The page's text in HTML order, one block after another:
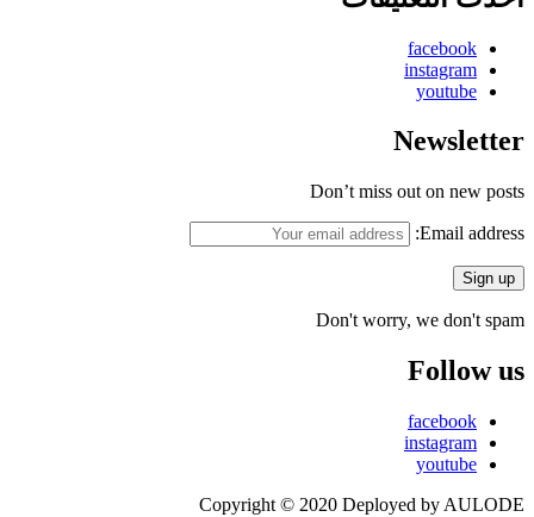
facebook
instagram
youtube
Newsletter
Don’t miss out on new posts
Email address:
Don't worry, we don't spam
Follow us
facebook
instagram
youtube
Copyright © 2020 Deployed by AULODE